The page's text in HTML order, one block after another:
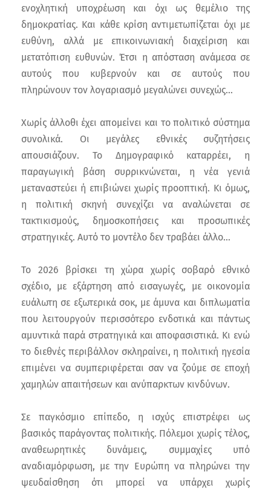
ενοχλητική υποχρέωση και όχι ως θεμέλιο της
δημοκρατίας. Και κάθε κρίση αντιμετωπίζεται όχι με
ευθύνη, αλλά με επικοινωνιακή διαχείριση και
μετατόπιση ευθυνών. Έτσι η απόσταση ανάμεσα σε
αυτούς που κυβερνούν και σε αυτούς που
πληρώνουν τον λογαριασμό μεγαλώνει συνεχώς…
Χωρίς άλλοθι έχει απομείνει και το πολιτικό σύστημα
συνολικά. Οι μεγάλες εθνικές συζητήσεις
απουσιάζουν. Το Δημογραφικό καταρρέει, η
παραγωγική βάση συρρικνώνεται, η νέα γενιά
μεταναστεύει ή επιβιώνει χωρίς προοπτική. Κι όμως,
η πολιτική σκηνή συνεχίζει να αναλώνεται σε
τακτικισμούς, δημοσκοπήσεις και προσωπικές
στρατηγικές. Αυτό το μοντέλο δεν τραβάει άλλο…
Το 2026 βρίσκει τη χώρα χωρίς σοβαρό εθνικό
σχέδιο, με εξάρτηση από εισαγωγές, με οικονομία
ευάλωτη σε εξωτερικά σοκ, με άμυνα και διπλωματία
που λειτουργούν περισσότερο ενδοτικά και πάντως
αμυντικά παρά στρατηγικά και αποφασιστικά. Κι ενώ
το διεθνές περιβάλλον σκληραίνει, η πολιτική ηγεσία
επιμένει να συμπεριφέρεται σαν να ζούμε σε εποχή
χαμηλών απαιτήσεων και ανύπαρκτων κινδύνων.
Σε παγκόσμιο επίπεδο, η ισχύς επιστρέφει ως
βασικός παράγοντας πολιτικής. Πόλεμοι χωρίς τέλος,
αναθεωρητικές δυνάμεις, συμμαχίες υπό
αναδιαμόρφωση, με την Ευρώπη να πληρώνει την
ψευδαίσθηση ότι μπορεί να υπάρχει χωρίς